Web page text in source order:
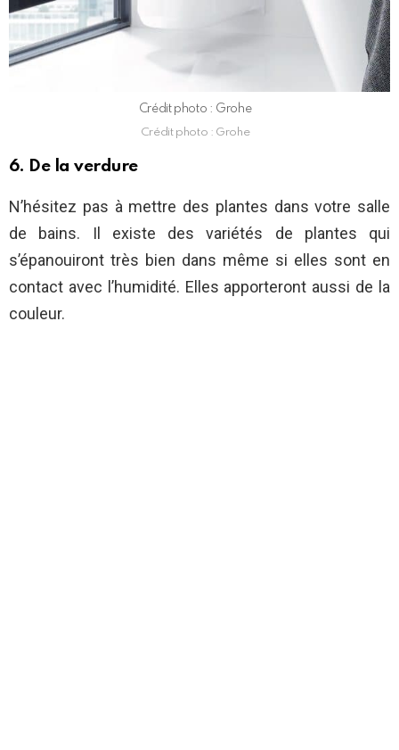
Crédit photo : Grohe
Crédit photo : Grohe
6. De la verdure
N’hésitez pas à mettre des plantes dans votre salle
de bains. Il existe des variétés de plantes qui
s’épanouiront très bien dans même si elles sont en
contact avec l’humidité. Elles apporteront aussi de la
couleur.